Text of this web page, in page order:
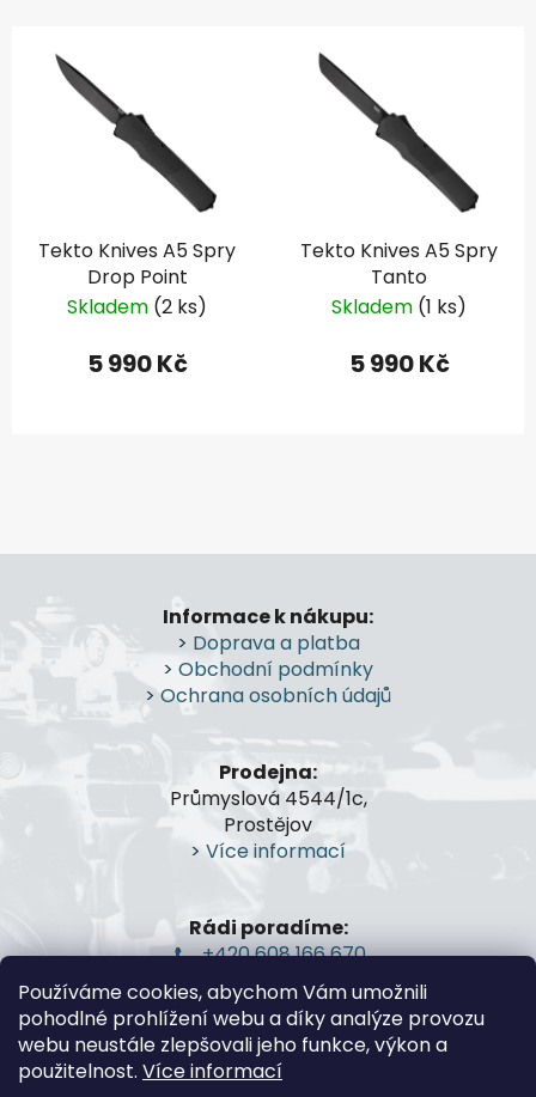
Používáme cookies, abychom Vám umožnili
pohodlné prohlížení webu a díky analýze provozu
webu neustále zlepšovali jeho funkce, výkon a
použitelnost. Více informací
Tekto Knives A5 Spry
Drop Point
Skladem (2 ks)
5 990 Kč
Tekto Knives A5 Spry
Tanto
Skladem (1 ks)
5 990 Kč
p
a
Informace k nákupu:
> Doprava a platba
> Obchodní podmínky
> Ochrana osobních údajů
Prodejna:
Průmyslová 4544/1c,
Prostějov
> Více informací
Rádi poradíme:
+420 608 166 670
gsa@gsa-shop.cz